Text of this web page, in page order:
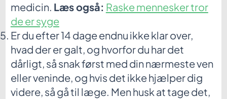
medicin. Læs også: Raske mennesker tror
de er syge
Er du efter 14 dage endnu ikke klar over,
hvad der er galt, og hvorfor du har det
dårligt, så snak først med din nærmeste ven
eller veninde, og hvis det ikke hjælper dig
videre, så gå til læge. Men husk at tage det,